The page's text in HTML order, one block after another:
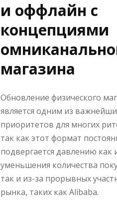
и оффлайн с
концепциями
магазина
Обновление физического
является одним из
приоритетов для многих
так как этот формат
подвергается давлению как
уменьшения количества
так и из-за прорывных
рынка, таких как Alibaba.